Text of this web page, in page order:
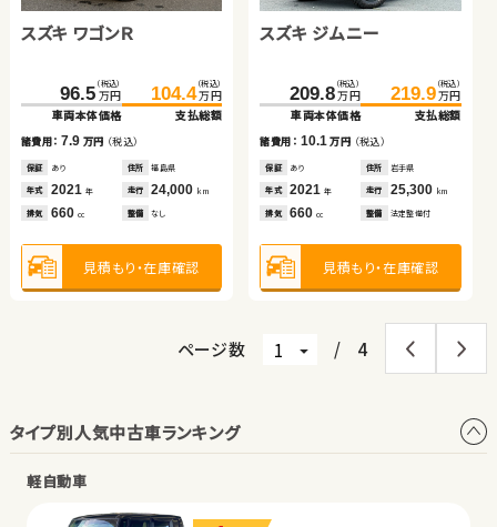
スズキ ワゴンＲ
96.5 （税込）
万円
車両本体価格
104.4（税込）
万円
支払総額
諸費用：7.9 万円 （税込）
保証 あり 住所 福島県
年式 2021 年 走行 24,000 km
排気 660 cc 整備 なし
見積もり・在庫確認
スズキ ジムニー
209.8 （税込）
万円
車両本体価格
219.9 （税込）
万円
支払総額
諸費用： 10.1 万円 （税込）
保証 あり 住所 岩手県
年式 2021年 走行 25,300 km
排気 660cc 整備 法定整備付
見積もり・在庫確認
トヨタ ヴェルファイア
159.7 （税込）
万円
車両本体価格
173.7（税込）
万円
支払総額
諸費用：14.0万円（税込）
保証 なし 住所 岡山県
年式 2014 年 走行 69,800 km
排気 2,400 整備 法定整備付
見積もり・在庫確認
トヨタ ヴォクシー ハイブ
311.6 （税込）
万円
車両本体価格
325.3 （税込）
万円
支払総額
諸費用： 13.7 万円 （税込）
保証 なし 住所 埼玉県
年式 2021年 走行 34,100 km
排気 1,800 整備 なし
見積もり・在庫確認
225.0（税込）
万円
諸費用：7.0 万円（税込）
あり 山梨県
年式 2020年 走行
排気 660 整備 法定整備付
見積もり・在庫確認
60.8（税込）
万円
諸費用：15.1万円（税込）
あり
年式 2013 年 走行
排気 1,500 整備 法定整備付
見積もり・在庫確認
ページ数 / 4
タイプ別人気中古車ランキング
軽自動車